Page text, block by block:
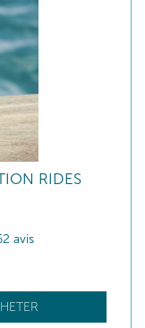
RIDES
avis